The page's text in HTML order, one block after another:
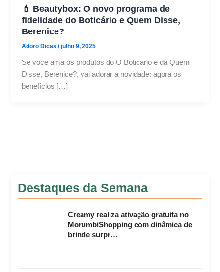
💄 Beautybox: O novo programa de
fidelidade do Boticário e Quem Disse,
Berenice?
Adoro Dicas/julho 9, 2025
Se você ama os produtos do O Boticário e da Quem
Disse, Berenice?, vai adorar a novidade: agora os
benefícios […]
Destaques da Semana
Creamy realiza ativação gratuita no
MorumbiShopping com dinâmica de
brinde surpr…